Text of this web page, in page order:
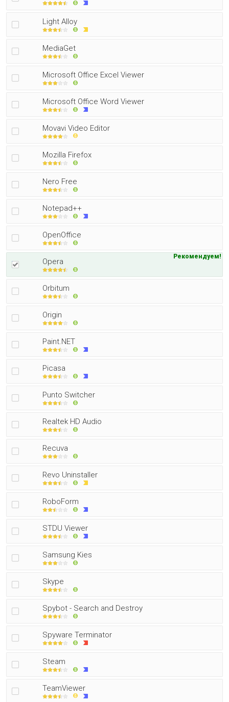
Light Alloy
MediaGet
Microsoft Office Excel Viewer
Microsoft Office Word Viewer
Movavi Video Editor
Mozilla Firefox
Nero Free
Notepad++
OpenOffice
Opera
Рекомендуем!
Orbitum
Origin
Paint.NET
Picasa
Punto Switcher
Realtek HD Audio
Recuva
Revo Uninstaller
RoboForm
STDU Viewer
Samsung Kies
Skype
Spybot - Search and Destroy
Spyware Terminator
Steam
TeamViewer